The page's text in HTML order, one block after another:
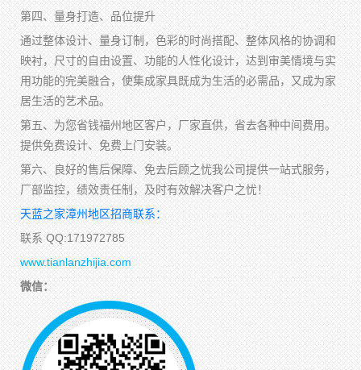
第四、量身打造、品位提升
通过整体设计、量身订制，色彩的时尚搭配、整体风格的协调和
映衬，尺寸的自由设置、功能的人性化设计，达到审美情境与实
用功能的完美融合，使集成家具既成为生活的必需品，又成为家
居生活的艺术品。
第五、为您省钱福州地区客户，厂家直供，省去各种中间费用。
提供免费设计、免费上门安装。
第六、良好的售后保障、免去后顾之忧我公司提供一站式服务，
厂部监控，绩效责任制，及时有效解决客户之忧！
天蓝之家漳州地区招商联系：
联系 QQ:171972785
www.tianlanzhijia.com
微信：